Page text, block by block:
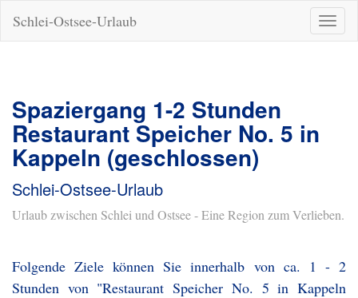
ein-/
Schlei-Ostsee-Urlaub
Spaziergang 1-2 Stunden
Restaurant Speicher No. 5 in
Kappeln (geschlossen)
Schlei-Ostsee-Urlaub
Urlaub zwischen Schlei und Ostsee - Eine Region zum Verlieben.
Folgende Ziele können Sie innerhalb von ca. 1 - 2
Stunden von "Restaurant Speicher No. 5 in Kappeln